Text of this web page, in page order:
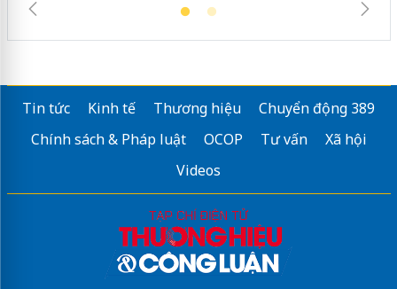
Tin tức Kinh tế Thương hiệu
Chuyển động 389
Chính sách & Pháp luật
OCOP Tư vấn
Xã hội
Videos